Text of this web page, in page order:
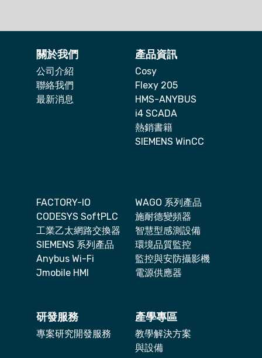
關於我們
公司介紹
聯絡我們
最新消息
產品資訊
Cosy
Flexy 205
HMS-ANYBUS
i4 SCADA
熱銷書籍
SIEMENS WinCC
FACTORY-IO
CODESYS SoftPLC
工業乙太網路交換器
SIEMENS 系列產品
Anybus Wi-Fi
Jmobile HMI
WAGO 系列產品
施耐德變頻器
智慧型感測設備
環境品質監控
監控與安防攝影機
電源供應器
研發服務
專案研究開發服務
產學專區
教學解決方案
與設備